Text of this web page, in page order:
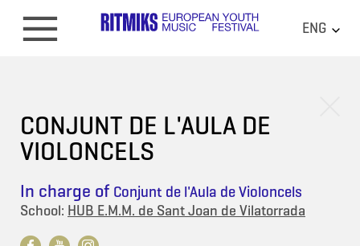
ENG
CONJUNT DE L'AULA DE
VIOLONCELS
In charge of Conjunt de l'Aula de Violoncels
School: HUB E.M.M. de Sant Joan de Vilatorrada